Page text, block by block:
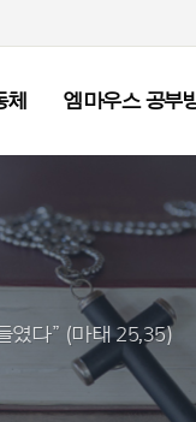
엠마우스 공부
였다” (마태 25,35)